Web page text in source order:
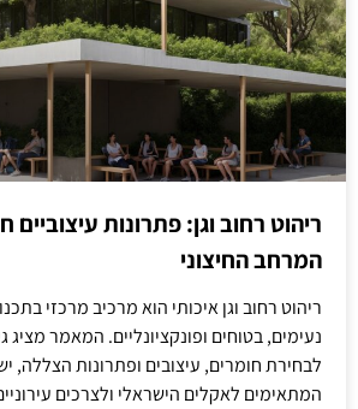
ריהוט רחוב וגן: פתרונות
המרחב החיצוני
ריהוט רחוב וגן איכותי הוא מרכיב מרכזי
נעימים, בטוחים ופונקציונליים. המאמר מציג
לבחירת חומרים, עיצובים ופתרונות הצללה,
המתאימים לאקלים הישראלי ולצרכים